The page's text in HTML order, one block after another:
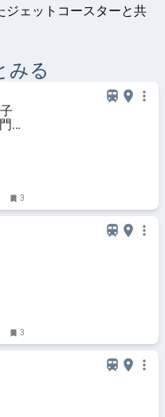
ジェットコースターと共
みる
に
3
3